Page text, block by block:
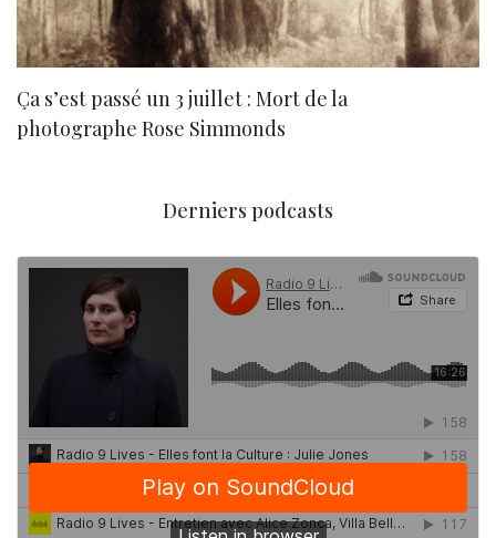
Ça s’est passé un 3 juillet : Mort de la
photographe Rose Simmonds
Derniers podcasts